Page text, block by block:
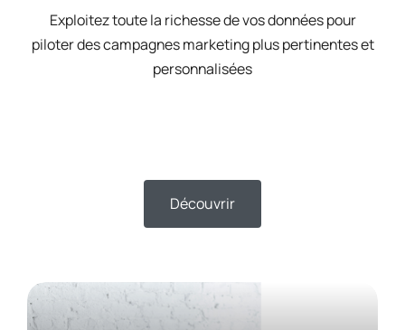
Exploitez toute la richesse de vos données pour
piloter des campagnes marketing plus pertinentes et
personnalisées
Découvrir